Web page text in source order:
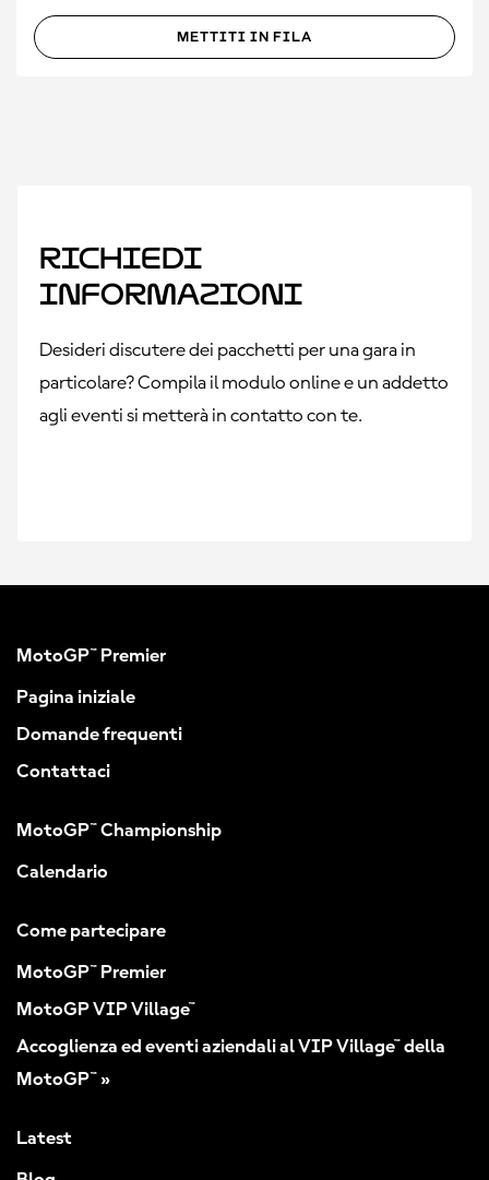
METTITI IN FILA
Richiedi
informazioni
Desideri discutere dei pacchetti per una gara in
particolare? Compila il modulo online e un addetto
agli eventi si metterà in contatto con te.
MotoGP™ Premier
Pagina iniziale
Domande frequenti
Contattaci
MotoGP™ Championship
Calendario
Come partecipare
MotoGP™ Premier
MotoGP VIP Village™
Accoglienza ed eventi aziendali al VIP Village™ della
MotoGP™ »
Latest